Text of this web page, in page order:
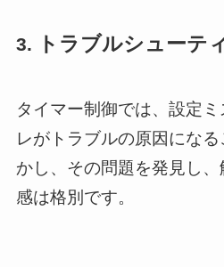
3. トラブルシューテ
タイマー制御では、設定
レがトラブルの原因にな
かし、その問題を発見し
感は格別です。